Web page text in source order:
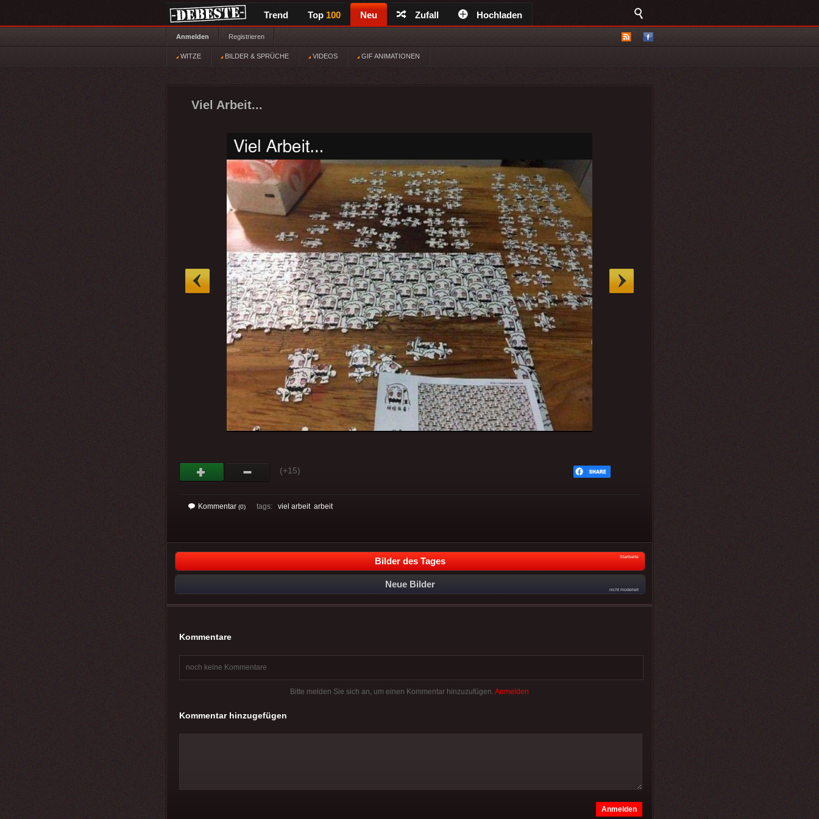
Trend Top 100 Neu Zufall Hochladen
Anmelden Registrieren
WITZE BILDER & SPRÜCHE VIDEOS GIF ANIMATIONEN
Viel Arbeit...
(+15)
Kommentar (0) tags: viel arbeit arbeit
Bilder des Tages Startseite
Neue Bilder
nicht moderiert
Kommentare
noch keine Kommentare
Bitte melden Sie sich an, um einen Kommentar hinzuzufügen. Anmelden
Kommentar hinzugefügen